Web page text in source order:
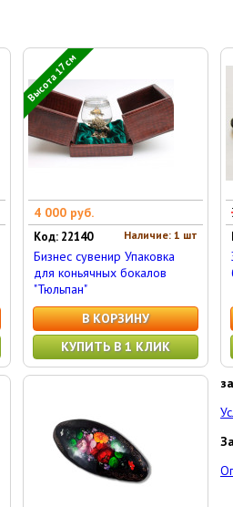
Высота 17 см
4 000 руб.
Наличие: 1 шт
Код: 22140
Бизнес сувенир Упаковка
для коньячных бокалов
"Тюльпан"
В КОРЗИНУ
КУПИТЬ В 1 КЛИК